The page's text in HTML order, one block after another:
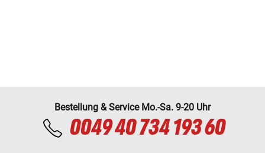
Bestellung & Service Mo.-Sa. 9-20 Uhr
0049 40 734 193 60